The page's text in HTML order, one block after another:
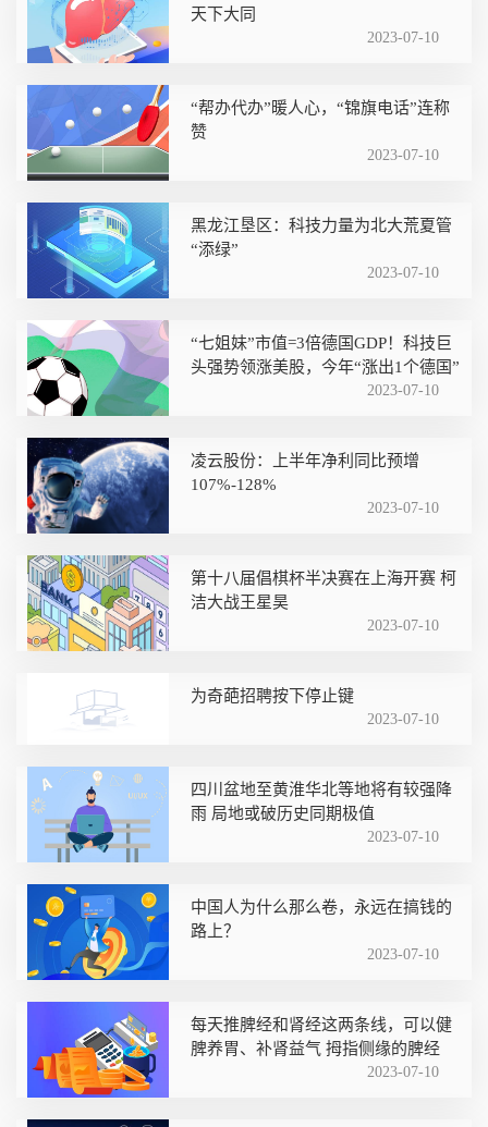
天下大同
2023-07-10
“帮办代办”暖人心，“锦旗电话”连称
赞
2023-07-10
黑龙江垦区：科技力量为北大荒夏管
“添绿”
2023-07-10
“七姐妹”市值=3倍德国GDP！科技巨
头强势领涨美股，今年“涨出1个德国”
2023-07-10
凌云股份：上半年净利同比预增
107%-128%
2023-07-10
第十八届倡棋杯半决赛在上海开赛 柯
洁大战王星昊
2023-07-10
为奇葩招聘按下停止键
2023-07-10
四川盆地至黄淮华北等地将有较强降
雨 局地或破历史同期极值
2023-07-10
中国人为什么那么卷，永远在搞钱的
路上？
2023-07-10
每天推脾经和肾经这两条线，可以健
脾养胃、补肾益气 拇指侧缘的脾经
2023-07-10